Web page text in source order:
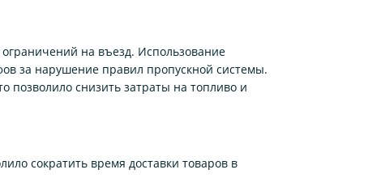
на въезд. Использование
за нарушение правил пропускной системы.
позволило снизить затраты на топливо и
сократить время доставки товаров в